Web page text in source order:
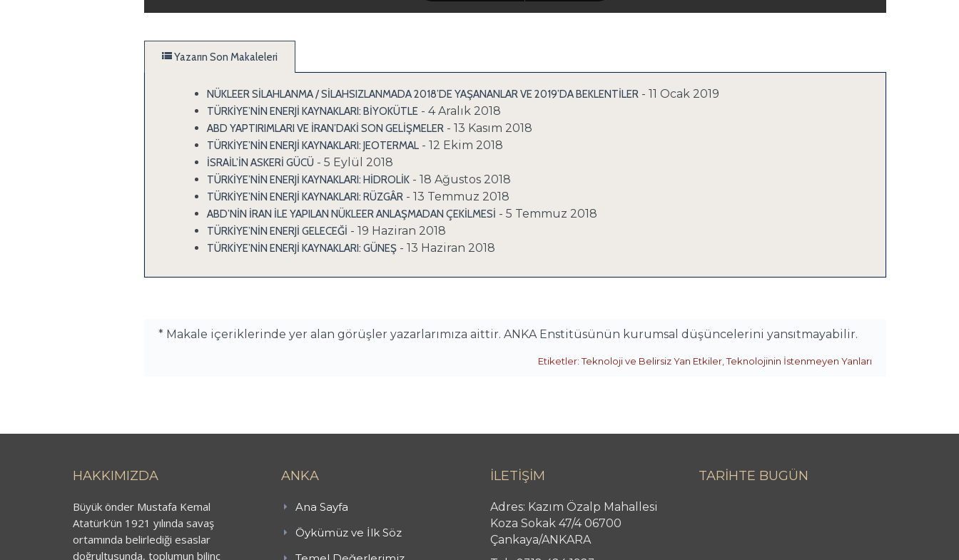
Yazarın Son Makaleleri
NÜKLEER SİLAHLANMA / SİLAHSIZLANMADA 2018’DE YAŞANANLAR VE 2019’DA BEKLENTİLER - 11 Ocak 2019
TÜRKİYE’NİN ENERJİ KAYNAKLARI: BİYOKÜTLE - 4 Aralık 2018
ABD YAPTIRIMLARI VE İRAN’DAKİ SON GELİŞMELER - 13 Kasım 2018
TÜRKİYE’NİN ENERJİ KAYNAKLARI: JEOTERMAL - 12 Ekim 2018
İSRAİL’İN ASKERİ GÜCÜ - 5 Eylül 2018
TÜRKİYE’NİN ENERJİ KAYNAKLARI: HİDROLİK - 18 Ağustos 2018
TÜRKİYE’NİN ENERJİ KAYNAKLARI: RÜZGÂR - 13 Temmuz 2018
ABD’NİN İRAN İLE YAPILAN NÜKLEER ANLAŞMADAN ÇEKİLMESİ - 5 Temmuz 2018
TÜRKİYE’NİN ENERJİ GELECEĞİ - 19 Haziran 2018
TÜRKİYE’NİN ENERJİ KAYNAKLARI: GÜNEŞ - 13 Haziran 2018
* Makale içeriklerinde yer alan görüşler yazarlarımıza aittir. ANKA Enstitüsünün kurumsal düşüncelerini yansıtmayabilir.
Etiketler:Teknoloji ve Belirsiz Yan Etkiler ,Teknolojinin İstenmeyen Yanları
HAKKIMIZDA
Büyük önder Mustafa Kemal
Atatürk’ün 1921 yılında savaş
ortamında belirlediği esaslar
doğrultusunda, toplumun bilinç
ANKA
Ana Sayfa
Öykümüz ve İlk Söz
İLETİŞİM
Adres: Kazım Özalp Mahallesi
Koza Sokak 47/4 06700
Çankaya/ANKARA
TARİHTE BUGÜN